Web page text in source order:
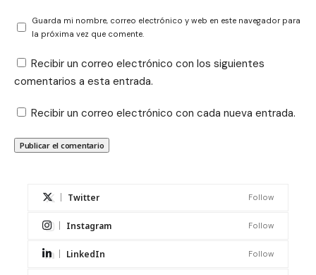
Guarda mi nombre, correo electrónico y web en este navegador para
la próxima vez que comente.
Recibir un correo electrónico con los siguientes
comentarios a esta entrada.
Recibir un correo electrónico con cada nueva entrada.
Twitter Follow
Instagram Follow
LinkedIn Follow